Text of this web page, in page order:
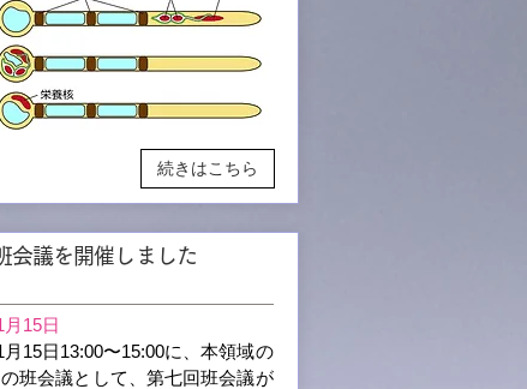
続きはこちら
会議を開催しました
月15日
月15日13:00〜15:00に、本領域の
班会議として、第七回班会議が